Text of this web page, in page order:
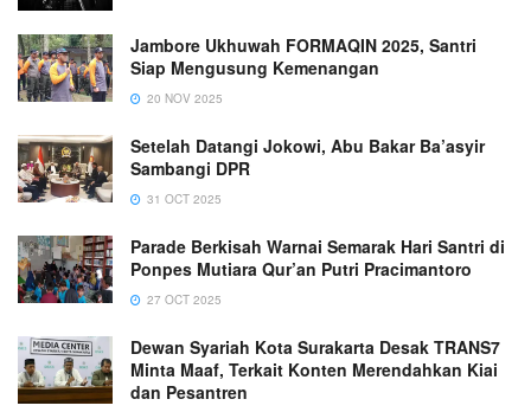
Jambore Ukhuwah FORMAQIN 2025, Santri
Siap Mengusung Kemenangan
20 NOV 2025
Setelah Datangi Jokowi, Abu Bakar Ba’asyir
Sambangi DPR
31 OCT 2025
Parade Berkisah Warnai Semarak Hari Santri di
Ponpes Mutiara Qur’an Putri Pracimantoro
27 OCT 2025
Dewan Syariah Kota Surakarta Desak TRANS7
Minta Maaf, Terkait Konten Merendahkan Kiai
dan Pesantren